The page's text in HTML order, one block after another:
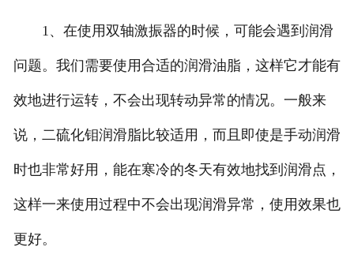
1、在使用双轴激振器的时候，可能会遇到润滑
问题。我们需要使用合适的润滑油脂，这样它才能有
效地进行运转，不会出现转动异常的情况。一般来
说，二硫化钼润滑脂比较适用，而且即使是手动润滑
时也非常好用，能在寒冷的冬天有效地找到润滑点，
这样一来使用过程中不会出现润滑异常，使用效果也
更好。